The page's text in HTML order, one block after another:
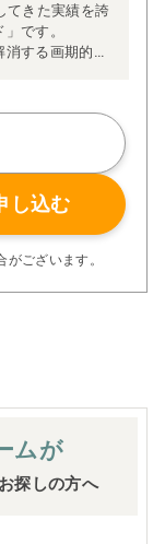
てきた実績を誇
です。
する画期的な
る「一貫担当
者が現場を統
けられた充実の
質を実現。
充実の保証、
。
ちにお任せく
し込む
ございます。
ムが
探しの方へ